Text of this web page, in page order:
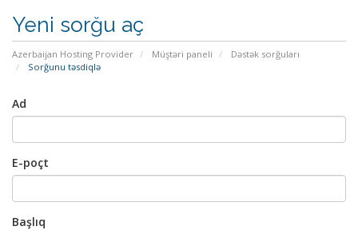
Yeni sorğu aç
Azerbaijan Hosting Provider Müştəri paneli
Dəstək sorğuları
Sorğunu təsdiqlə
Ad
E-poçt
Başlıq